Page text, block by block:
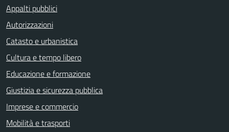
Appalti pubblici
Autorizzazioni
Catasto e urbanistica
Cultura e tempo libero
Educazione e formazione
Giustizia e sicurezza pubblica
Imprese e commercio
Mobilità e trasporti